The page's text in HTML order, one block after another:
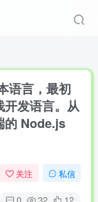
语言，最初
开发语言。从
的 Node.js
关注 私信